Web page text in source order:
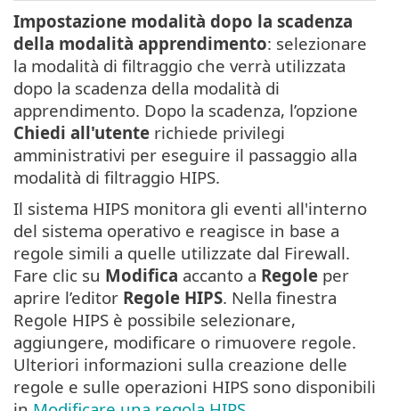
Impostazione modalità dopo la scadenza
della modalità apprendimento: selezionare
la modalità di filtraggio che verrà utilizzata
dopo la scadenza della modalità di
apprendimento. Dopo la scadenza, l’opzione
Chiedi all'utente richiede privilegi
amministrativi per eseguire il passaggio alla
modalità di filtraggio HIPS.
Il sistema HIPS monitora gli eventi all'interno
del sistema operativo e reagisce in base a
regole simili a quelle utilizzate dal Firewall.
Fare clic su Modifica accanto a Regole per
aprire l’editor Regole HIPS. Nella finestra
Regole HIPS è possibile selezionare,
aggiungere, modificare o rimuovere regole.
Ulteriori informazioni sulla creazione delle
regole e sulle operazioni HIPS sono disponibili